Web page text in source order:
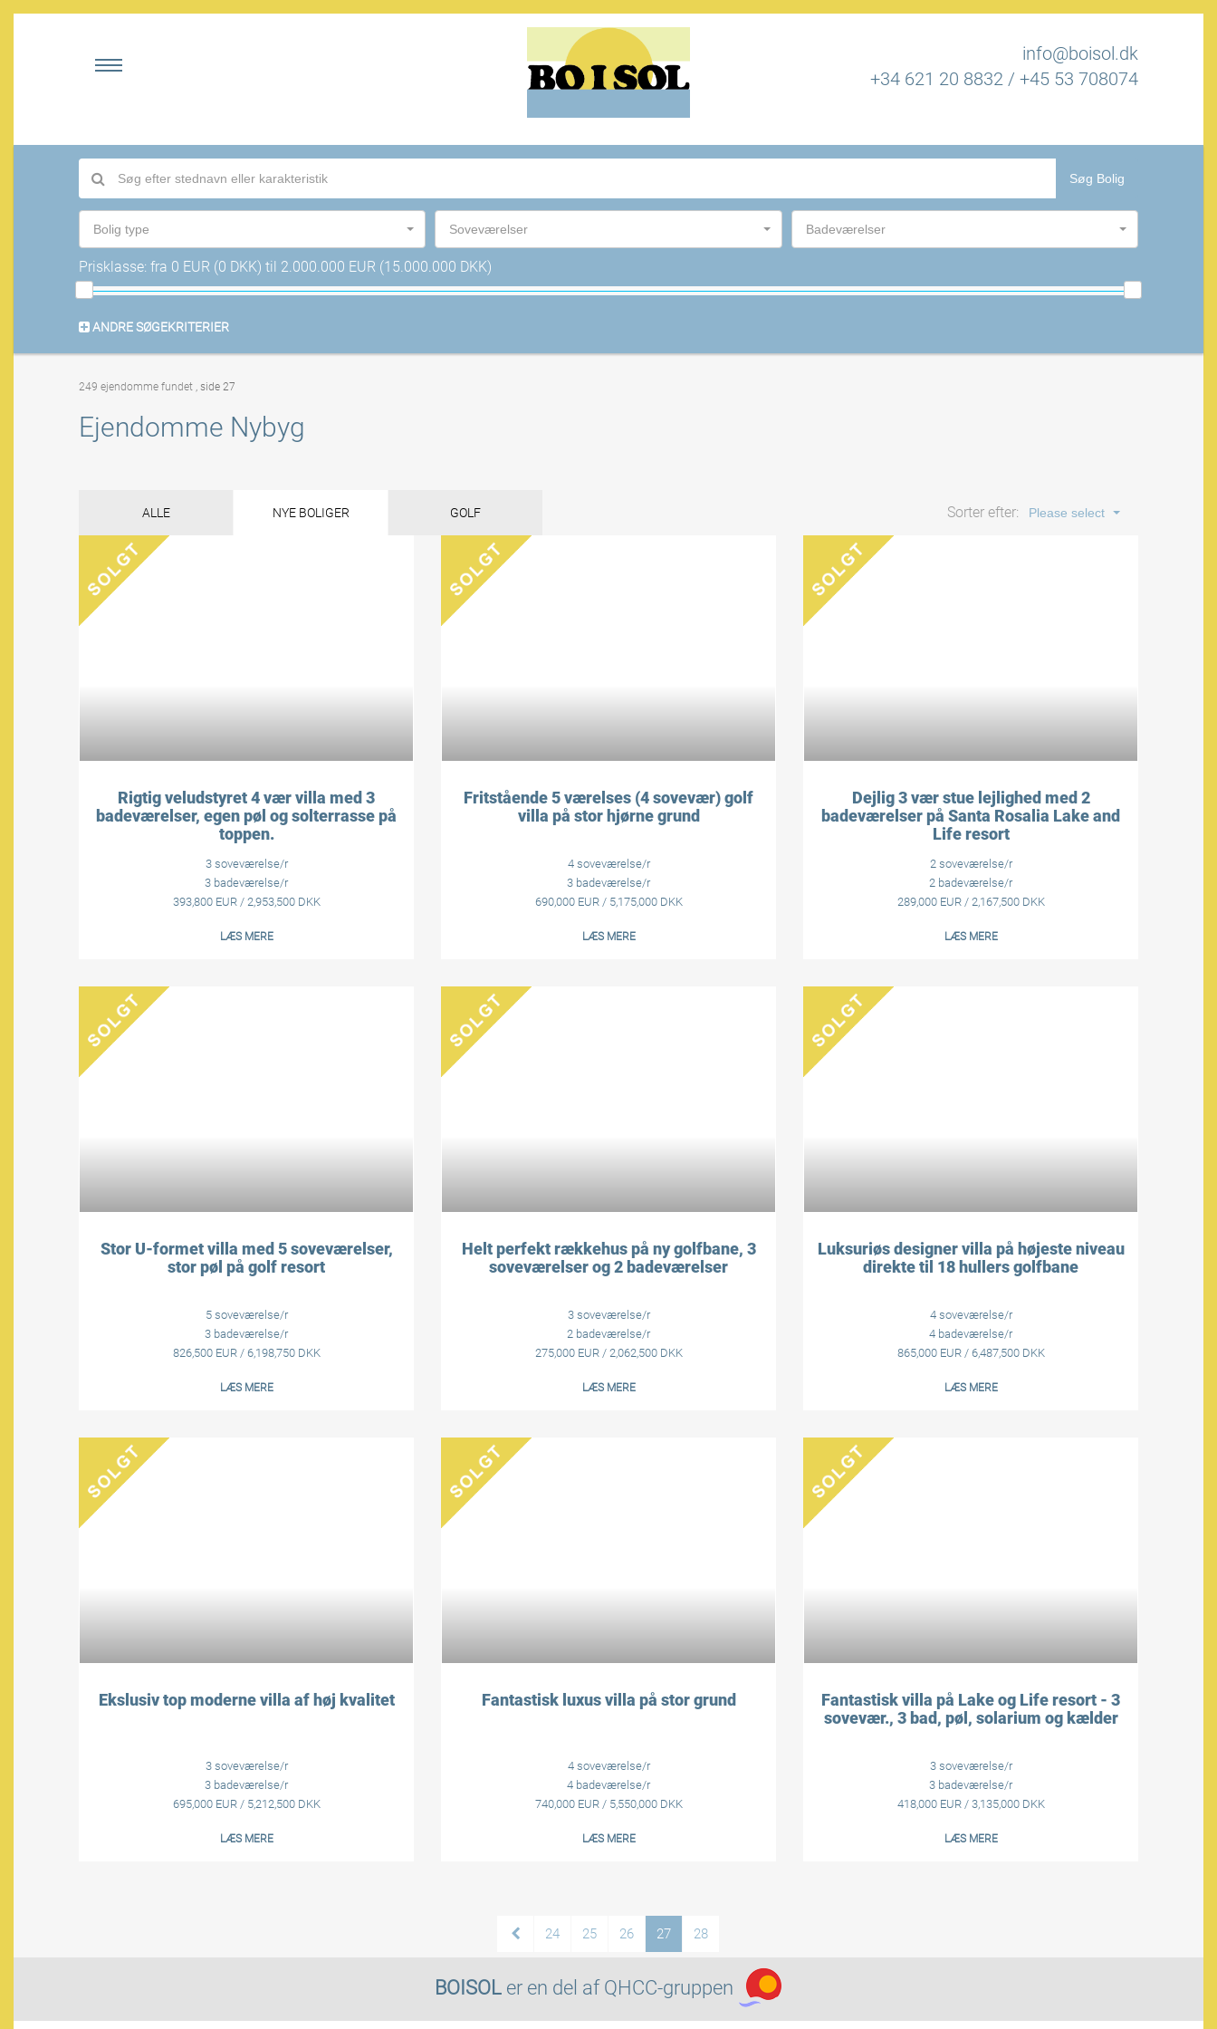
info@boisol.dk
+34 621 20 8832 / +45 53 708074
Søg Bolig
Bolig type Soveværelser Badeværelser
Prisklasse: fra 0 EUR (0 DKK) til 2.000.000 EUR (15.000.000 DKK)
ANDRE SØGEKRITERIER
249 ejendomme fundet , side 27
Ejendomme Nybyg
ALLE NYE BOLIGER GOLF Sorter efter: Please select
Rigtig veludstyret 4 vær villa med 3
badeværelser, egen pøl og solterrasse på
toppen.
3 soveværelse/r
3 badeværelse/r
393,800 EUR / 2,953,500 DKK
LÆS MERE
Fritstående 5 værelses (4 sovevær) golf
villa på stor hjørne grund
4 soveværelse/r
3 badeværelse/r
690,000 EUR / 5,175,000 DKK
LÆS MERE
Dejlig 3 vær stue lejlighed med 2
badeværelser på Santa Rosalia Lake and
Life resort
2 soveværelse/r
2 badeværelse/r
289,000 EUR / 2,167,500 DKK
LÆS MERE
Stor U-formet villa med 5 soveværelser,
stor pøl på golf resort
5 soveværelse/r
3 badeværelse/r
826,500 EUR / 6,198,750 DKK
LÆS MERE
Helt perfekt rækkehus på ny golfbane, 3
soveværelser og 2 badeværelser
3 soveværelse/r
2 badeværelse/r
275,000 EUR / 2,062,500 DKK
LÆS MERE
Luksuriøs designer villa på højeste niveau
direkte til 18 hullers golfbane
4 soveværelse/r
4 badeværelse/r
865,000 EUR / 6,487,500 DKK
LÆS MERE
Ekslusiv top moderne villa af høj kvalitet
3 soveværelse/r
3 badeværelse/r
695,000 EUR / 5,212,500 DKK
LÆS MERE
Fantastisk luxus villa på stor grund
4 soveværelse/r
4 badeværelse/r
740,000 EUR / 5,550,000 DKK
LÆS MERE
Fantastisk villa på Lake og Life resort - 3
sovevær., 3 bad, pøl, solarium og kælder
3 soveværelse/r
3 badeværelse/r
418,000 EUR / 3,135,000 DKK
LÆS MERE
24 25 26 27 28
BOISOLer en del af QHCC-gruppen